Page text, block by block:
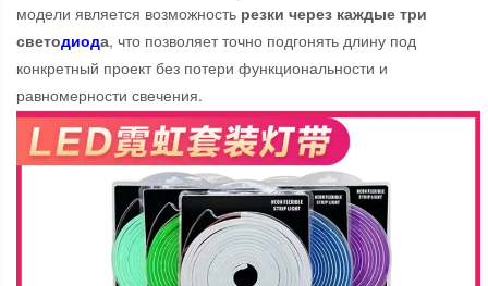
модели является возможность резки через каждые три
светодиода, что позволяет точно подгонять длину под
конкретный проект без потери функциональности и
равномерности свечения.